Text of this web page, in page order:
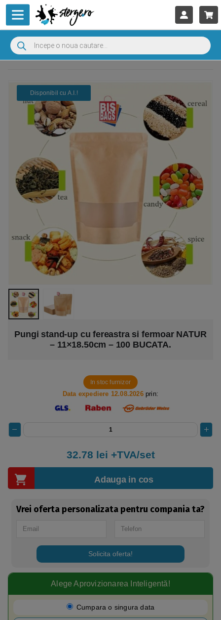
Disponibil cu A.I.​!
Pungi stand-up cu fereastra si fermoar NATUR
– 11×18.50cm – 100 BUCATA.
In stoc furnizor
Data expediere 12.08.2026prin:
32.78 lei +TVA/set
Adauga in cos
Vrei oferta personalizata pentru compania ta?
Solicita oferta!
Alege Aprovizionarea Inteligentă!​
Cumpara o singura data